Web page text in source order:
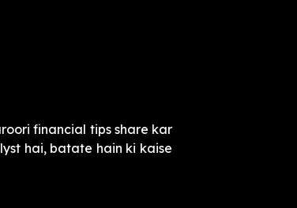
financial tips share kar
hai, batate hain ki kaise